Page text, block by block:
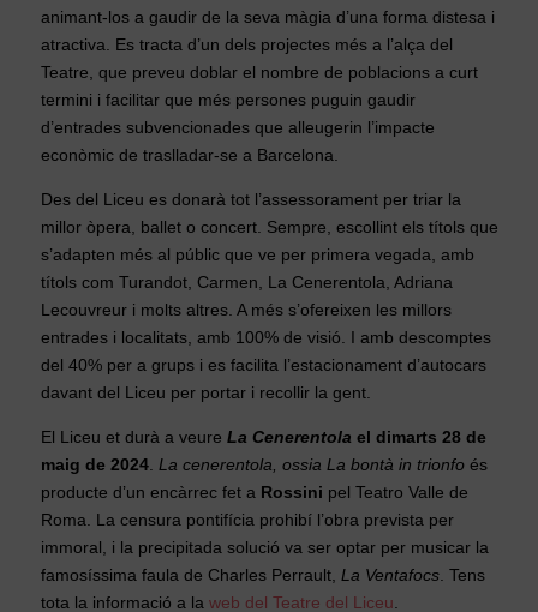
animant-los a gaudir de la seva màgia d’una forma distesa i
atractiva. Es tracta d’un dels projectes més a l’alça del
Teatre, que preveu doblar el nombre de poblacions a curt
termini i facilitar que més persones puguin gaudir
d’entrades subvencionades que alleugerin l’impacte
econòmic de traslladar-se a Barcelona.
Des del Liceu es donarà tot l’assessorament per triar la
millor òpera, ballet o concert. Sempre, escollint els títols que
s’adapten més al públic que ve per primera vegada, amb
títols com Turandot, Carmen, La Cenerentola, Adriana
Lecouvreur i molts altres. A més s’ofereixen les millors
entrades i localitats, amb 100% de visió. I amb descomptes
del 40% per a grups i es facilita l’estacionament d’autocars
davant del Liceu per portar i recollir la gent.
El Liceu et durà a veureLa Cenerentola el dimarts 28 de
maig de 2024 La cenerentola, ossia La bontà in trionfo és
producte d’un encàrrec fet a Rossini pel Teatro Valle de
Roma. La censura pontifícia prohibí l’obra prevista per
immoral, i la precipitada solució va ser optar per musicar la
famosíssima faula de Charles Perrault, La Ventafocs . Tens
tota la informació a laweb del Teatre del Liceu